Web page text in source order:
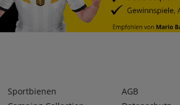
Sportbienen
AGB